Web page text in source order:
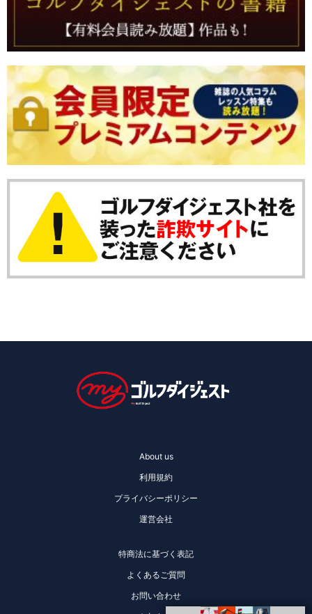
About us
利用規約
プライバシーポリシー
運営会社
特商法に基づく表記
よくあるご質問
お問い合わせ